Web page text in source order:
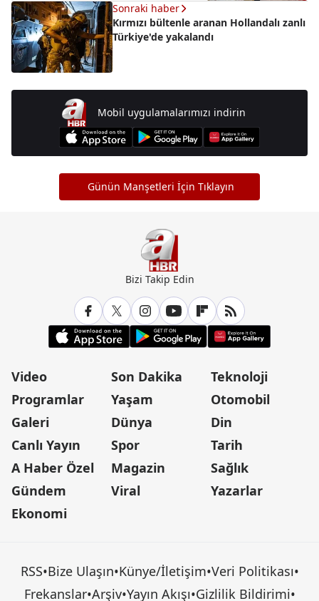
Sonraki haber
Kırmızı bültenle aranan Hollandalı zanlı
Türkiye'de yakalandı
Mobil uygulamalarımızı indirin
Günün Manşetleri İçin Tıklayın
Bizi Takip Edin
Video
Programlar
Galeri
Canlı Yayın
A Haber Özel
Gündem
Ekonomi
Son Dakika
Yaşam
Dünya
Spor
Magazin
Viral
Teknoloji
Otomobil
Din
Tarih
Sağlık
Yazarlar
RSS•Bize Ulaşın•Künye/İletişim•Veri Politikası•
Frekanslar•Arşiv•Yayın Akışı•Gizlilik Bildirimi•